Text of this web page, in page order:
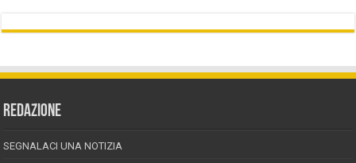
REDAZIONE
SEGNALACI UNA NOTIZIA